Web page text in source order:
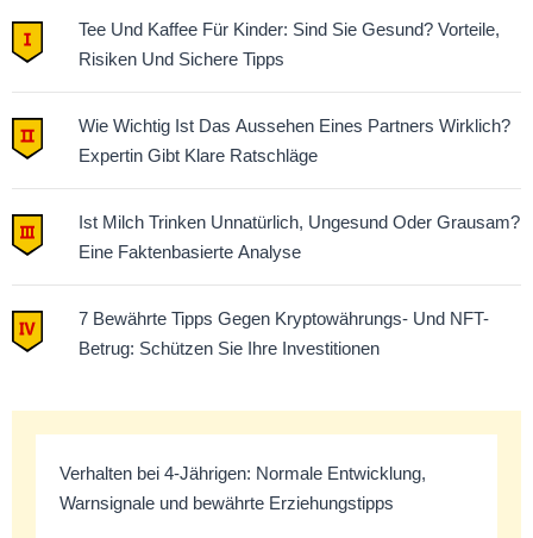
Tee Und Kaffee Für Kinder: Sind Sie Gesund? Vorteile,
Risiken Und Sichere Tipps
Wie Wichtig Ist Das Aussehen Eines Partners Wirklich?
Expertin Gibt Klare Ratschläge
Ist Milch Trinken Unnatürlich, Ungesund Oder Grausam?
Eine Faktenbasierte Analyse
7 Bewährte Tipps Gegen Kryptowährungs- Und NFT-
Betrug: Schützen Sie Ihre Investitionen
Verhalten bei 4-Jährigen: Normale Entwicklung,
Warnsignale und bewährte Erziehungstipps